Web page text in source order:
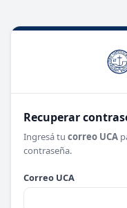
Recuperar
Ingresá tu correo UCA
contraseña.
Correo UCA